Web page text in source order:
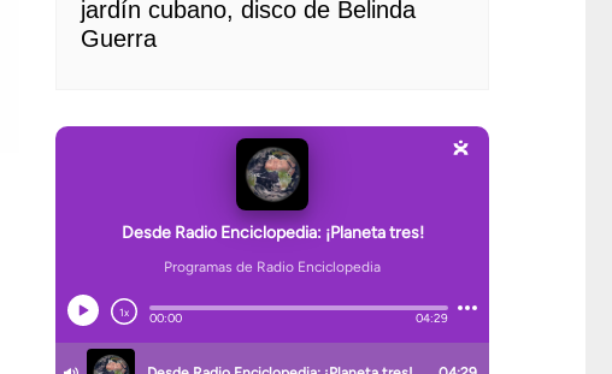
jardín cubano, disco de Belinda
Guerra